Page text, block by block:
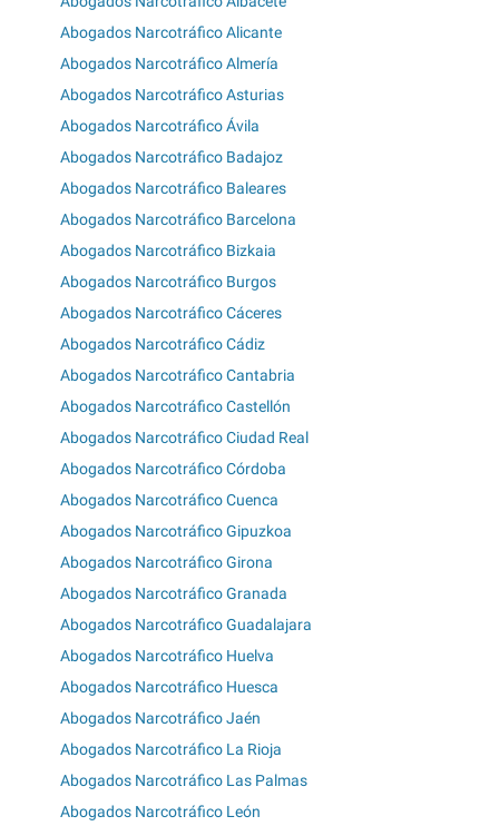
Abogados Narcotráfico Alicante
Abogados Narcotráfico Almería
Abogados Narcotráfico Asturias
Abogados Narcotráfico Ávila
Abogados Narcotráfico Badajoz
Abogados Narcotráfico Baleares
Abogados Narcotráfico Barcelona
Abogados Narcotráfico Bizkaia
Abogados Narcotráfico Burgos
Abogados Narcotráfico Cáceres
Abogados Narcotráfico Cádiz
Abogados Narcotráfico Cantabria
Abogados Narcotráfico Castellón
Abogados Narcotráfico Ciudad Real
Abogados Narcotráfico Córdoba
Abogados Narcotráfico Cuenca
Abogados Narcotráfico Gipuzkoa
Abogados Narcotráfico Girona
Abogados Narcotráfico Granada
Abogados Narcotráfico Guadalajara
Abogados Narcotráfico Huelva
Abogados Narcotráfico Huesca
Abogados Narcotráfico Jaén
Abogados Narcotráfico La Rioja
Abogados Narcotráfico Las Palmas
Abogados Narcotráfico León